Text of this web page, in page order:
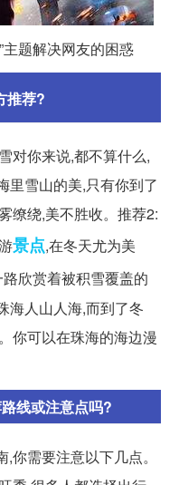
题解决网友的困惑
推荐?
对你来说,都不算什么,
里雪山的美,只有你到了
缭绕,美不胜收。推荐2:
景点,在冬天尤为美
欣赏着被积雪覆盖的
海人山人海,而到了冬
你可以在珠海的海边漫
线或注意点吗?
你需要注意以下几点。